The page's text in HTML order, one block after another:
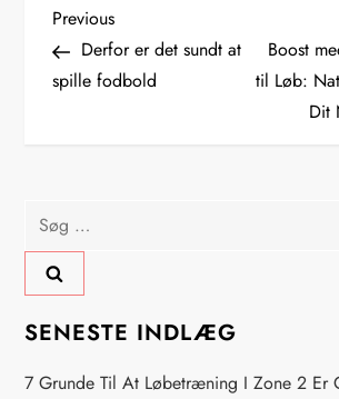
I
n
æ
g
s
Previous
Post
Previous
Derfor er det sundt at
spille fodbold
Boost
til Løb:
Dit
Søg
efter:
SENESTE INDLÆG
7 Grunde Til At Løbetræning I Zone 2 Er